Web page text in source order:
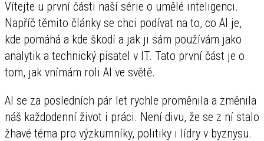
Vítejte u první části naší série o umělé inteligenci.
Napříč těmito články se chci podívat na to, co AI je,
kde pomáhá a kde škodí a jak ji sám používám jako
analytik a technický pisatel v IT. Tato první část je o
tom, jak vnímám roli AI ve světě.
AI se za posledních pár let rychle proměnila a změnila
náš každodenní život i práci. Není divu, že se z ní stalo
žhavé téma pro výzkumníky, politiky i lídry v byznysu.